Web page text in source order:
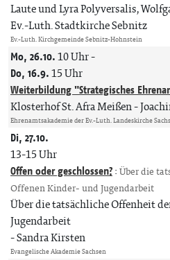
Laute und Lyra Polyversalis,
Ev.-Luth. Stadtkirche Sebnitz
Ev.-Luth. Kirchgemeinde Sebnitz-Hohnstein
Mo, 26.10.10 Uhr-
Do, 16.9.15 Uhr
Weiterbildung "Strategisches
Klosterhof St. Afra Meißen
Ehrenamtsakademie der Ev.-Luth. Landeskirche
Di, 27.10.
13-15 Uhr
Offen oder geschlossen?: Über die
Offenen Kinder- und Jugendarbeit
Über die tatsächliche Offenheit
Jugendarbeit
Sandra Kirsten
Evangelische Akademie Sachsen